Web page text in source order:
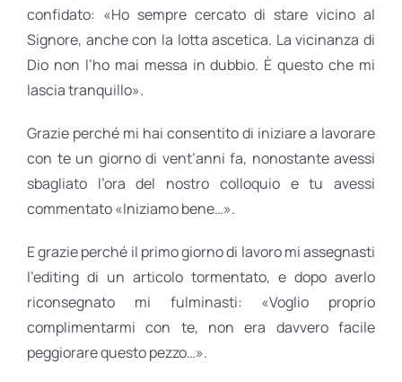
confidato: «Ho sempre cercato di stare vicino al
Signore, anche con la lotta ascetica. La vicinanza di
Dio non l’ho mai messa in dubbio. È questo che mi
lascia tranquillo».
Grazie perché mi hai consentito di iniziare a lavorare
con te un giorno di vent’anni fa, nonostante avessi
sbagliato l’ora del nostro colloquio e tu avessi
commentato «Iniziamo bene…».
E grazie perché il primo giorno di lavoro mi assegnasti
l’editing di un articolo tormentato, e dopo averlo
riconsegnato mi fulminasti: «Voglio proprio
complimentarmi con te, non era davvero facile
peggiorare questo pezzo…».